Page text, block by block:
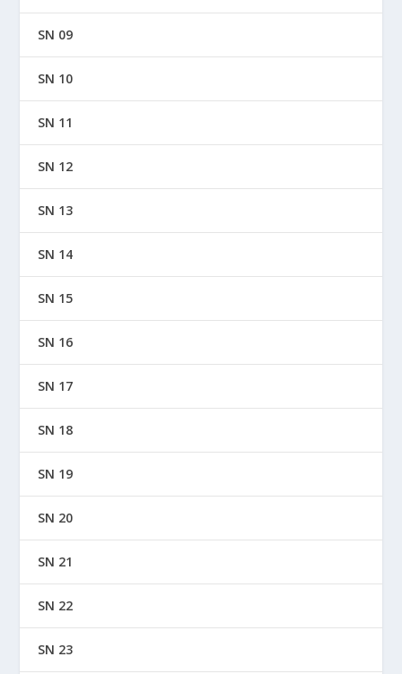
SN 09
SN 10
SN 11
SN 12
SN 13
SN 14
SN 15
SN 16
SN 17
SN 18
SN 19
SN 20
SN 21
SN 22
SN 23